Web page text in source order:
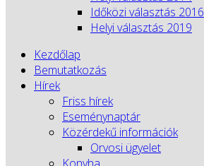
Időközi választás 2016
Helyi választás 2019
Kezdőlap
Bemutatkozás
Hírek
Friss hírek
Eseménynaptár
Közérdekű információk
Orvosi ügyelet